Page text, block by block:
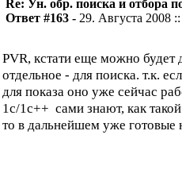
Re: Ун. обр. поиска и отбора
Ответ #163 - 29. Августа 2008
PVR, кстати еще можно будет
отдельное - для поиска. т.к.
для показа оно уже сейчас
1с/1c++ сами знают, как
то в дальнейшем уже готовые